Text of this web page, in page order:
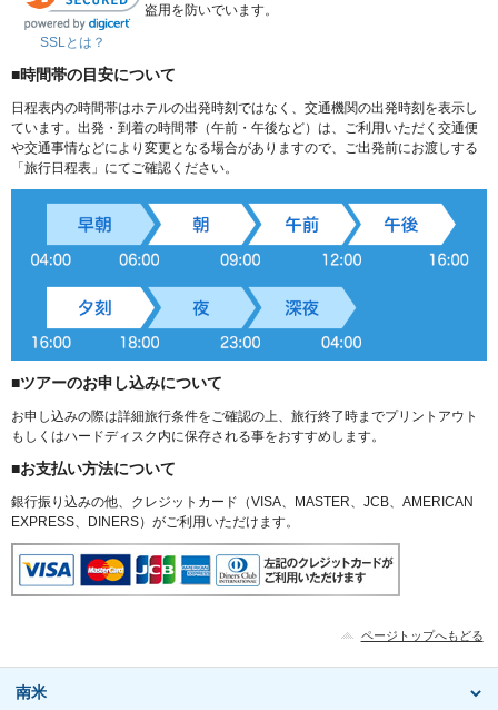
SSLとは？
盗用を防いでいます。
■時間帯の目安について
日程表内の時間帯はホテルの出発時刻ではなく、交通機関の出発時刻を表示し
ています。出発・到着の時間帯（午前・午後など）は、ご利用いただく交通便
や交通事情などにより変更となる場合がありますので、ご出発前にお渡しする
「旅行日程表」にてご確認ください。
■ツアーのお申し込みについて
お申し込みの際は詳細旅行条件をご確認の上、旅行終了時までプリントアウト
もしくはハードディスク内に保存される事をおすすめします。
■お支払い方法について
銀行振り込みの他、クレジットカード（VISA、MASTER、JCB、AMERICAN
EXPRESS、DINERS）がご利用いただけます。
ページトップへもどる
南米